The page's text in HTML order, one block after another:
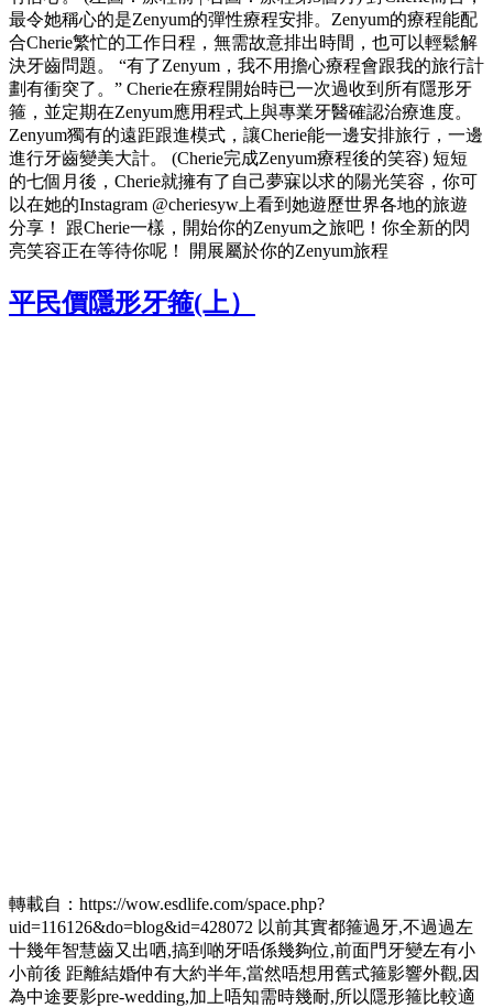
最令她稱心的是Zenyum的彈性療程安排。Zenyum的療程能配
合Cherie繁忙的工作日程，無需故意排出時間，也可以輕鬆解
決牙齒問題。 “有了Zenyum，我不用擔心療程會跟我的旅行計
劃有衝突了。” Cherie在療程開始時已一次過收到所有隱形牙
箍，並定期在Zenyum應用程式上與專業牙醫確認治療進度。
Zenyum獨有的遠距跟進模式，讓Cherie能一邊安排旅行，一邊
進行牙齒變美大計。 (Cherie完成Zenyum療程後的笑容) 短短
的七個月後，Cherie就擁有了自己夢寐以求的陽光笑容，你可
以在她的Instagram @cheriesyw上看到她遊歷世界各地的旅遊
分享！ 跟Cherie一樣，開始你的Zenyum之旅吧！你全新的閃
亮笑容正在等待你呢！ 開展屬於你的Zenyum旅程
平民價隱形牙箍(上）
轉載自：https://wow.esdlife.com/space.php?
uid=116126&do=blog&id=428072 以前其實都箍過牙,不過過左
十幾年智慧齒又出哂,搞到啲牙唔係幾夠位,前面門牙變左有小
小前後 距離結婚仲有大約半年,當然唔想用舊式箍影響外觀,因
為中途要影pre-wedding,加上唔知需時幾耐,所以隱形箍比較適